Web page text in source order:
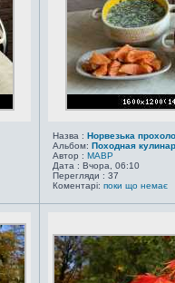
Назва : Норвезька
Альбом: Походная
Автор : MABP
Дата : Вчора, 06:10
Перегляди : 37
Коментарі: поки що немає